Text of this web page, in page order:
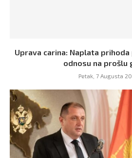
Uprava carina: Naplata
odnosu na prošlu
Petak, 7 Augusta